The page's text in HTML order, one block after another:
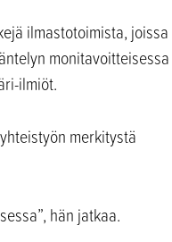
ilmastotoimista, joissa
monitavoitteisessa
ilmiöt.
merkitystä
hän jatkaa.